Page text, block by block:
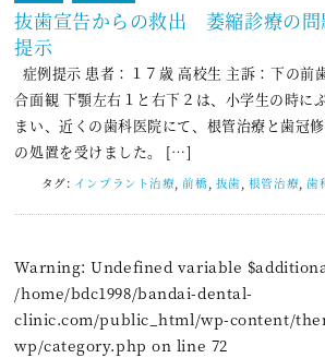
抜歯宣告からの救出 萎縮診療の
提示
症例提示 患者：１７歳 高校生 主訴：下の前
合面観 下顎左右１と右下２は、小学生の時に
まい、近くの歯科医院にて、根管治療と歯冠修
の処置を受けました。 […]
タグ: インプラント治療 ,前橋 抜歯 根管治療 ,歯
Warning: Undefined variable
/home/bdc1998/bandai-dental-
clinic.com/public_html/wp-content/
wp/category.php on line 72